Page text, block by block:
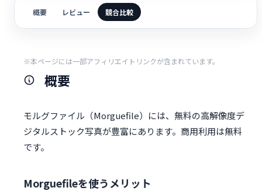
概要 レビュー 競合比較
※本ページには一部アフィリエイトリンクが含まれています。
概要
モルグファイル（Morguefile）には、無料の高解像度デ
ジタルストック写真が豊富にあります。商用利用は無料
です。
Morguefileを使うメリット